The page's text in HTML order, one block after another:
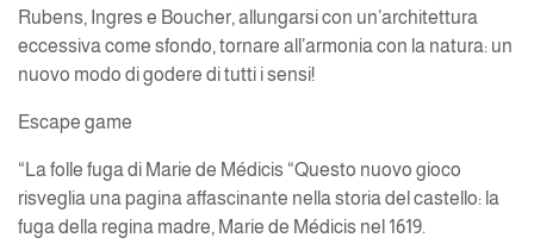
Rubens, Ingres e Boucher, allungarsi con un’architettura
eccessiva come sfondo, tornare all’armonia con la natura: un
nuovo modo di godere di tutti i sensi!
Escape game
“La folle fuga di Marie de Médicis “Questo nuovo gioco
risveglia una pagina affascinante nella storia del castello: la
fuga della regina madre, Marie de Médicis nel 1619.